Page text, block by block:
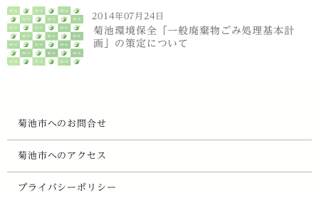
2014年07月24日
菊池環境保全「一般廃棄物ごみ処理基本計
画」の策定について
菊池市へのお問合せ
菊池市へのアクセス
プライバシーポリシー